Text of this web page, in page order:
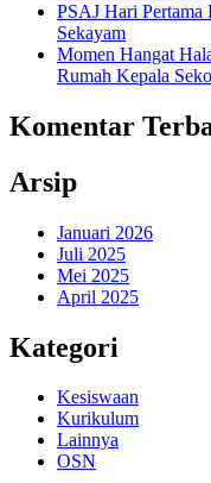
PSAJ Hari Pertama
Sekayam
Momen Hangat
Rumah Kepala
Komentar
Arsip
Januari 2026
Juli 2025
Mei 2025
April 2025
Kategori
Kesiswaan
Kurikulum
Lainnya
OSN